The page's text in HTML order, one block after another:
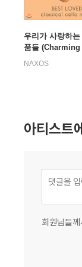
우리가 사랑하
품들
Best Loved
NAXOS
아티스트
회원님들